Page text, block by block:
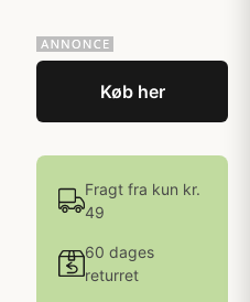
Køb her
Fragt fra kun kr.
49
60 dages
returret